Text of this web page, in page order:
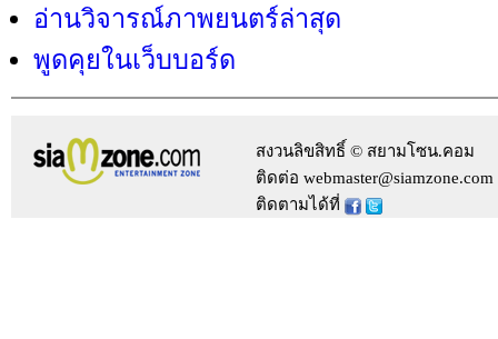
อ่านวิจารณ์ภาพยนตร์ล่าสุด
พูดคุยในเว็บบอร์ด
สงวนลิขสิทธิ์ © สยามโซน.คอม
ติดต่อ webmaster@siamzone.com
ติดตามได้ที่